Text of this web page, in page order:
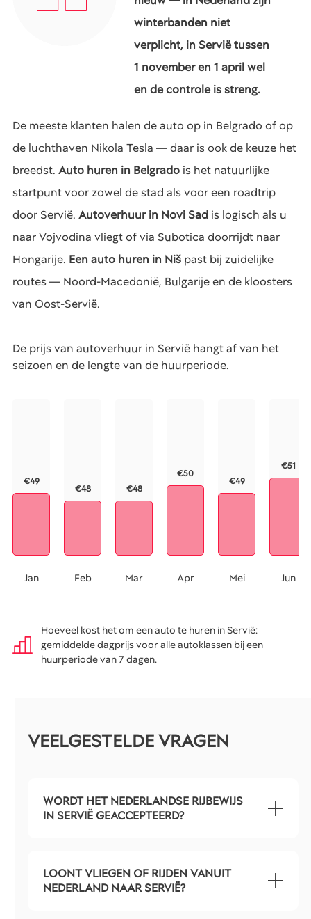
winterbanden niet
verplicht, in Servië tussen
1 november en 1 april wel
en de controle is streng.
De meeste klanten halen de auto op in Belgrado of op
de luchthaven Nikola Tesla — daar is ook de keuze het
breedst. Auto huren in Belgrado is het natuurlijke
startpunt voor zowel de stad als voor een roadtrip
door Servië. Autoverhuur in Novi Sad is logisch als u
naar Vojvodina vliegt of via Subotica doorrijdt naar
Hongarije. Een auto huren in Niš past bij zuidelijke
routes — Noord-Macedonië, Bulgarije en de kloosters
van Oost-Servië.
De prijs van autoverhuur in Servië hangt af van het
seizoen en de lengte van de huurperiode.
€49
€48 €48
€50
€49
€51
Jan Feb Mar Apr Mei Jun
Hoeveel kost het om een auto te huren in Servië:
gemiddelde dagprijs voor alle autoklassen bij een
huurperiode van 7 dagen.
VEELGESTELDE VRAGEN
WORDT HET NEDERLANDSE RIJBEWIJS
IN SERVIË GEACCEPTEERD?
LOONT VLIEGEN OF RIJDEN VANUIT
NEDERLAND NAAR SERVIË?